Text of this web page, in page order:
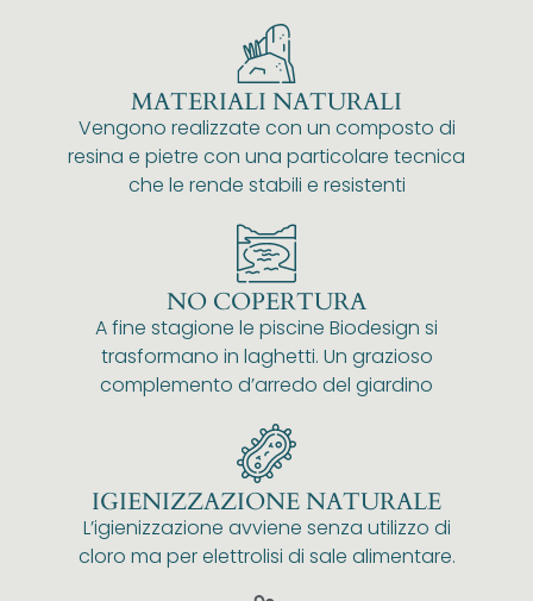
MATERIALI NATURALI
Vengono realizzate con un composto di
resina e pietre con una particolare tecnica
che le rende stabili e resistenti
NO COPERTURA
A fine stagione le piscine Biodesign si
trasformano in laghetti. Un grazioso
complemento d’arredo del giardino
IGIENIZZAZIONE NATURALE
L’igienizzazione avviene senza utilizzo di
cloro ma per elettrolisi di sale alimentare.